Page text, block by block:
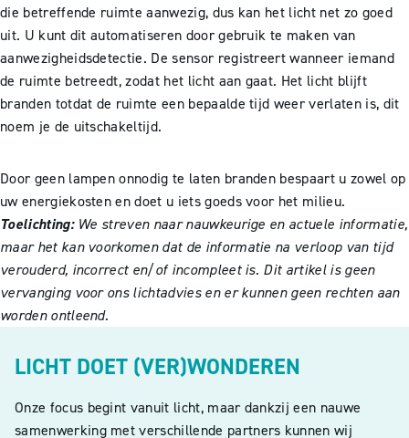
die betreffende ruimte aanwezig, dus kan het licht net zo goed
uit. U kunt dit automatiseren door gebruik te maken van
aanwezigheidsdetectie. De sensor registreert wanneer iemand
de ruimte betreedt, zodat het licht aan gaat. Het licht blijft
branden totdat de ruimte een bepaalde tijd weer verlaten is, dit
noem je de uitschakeltijd.
Door geen lampen onnodig te laten branden bespaart u zowel op
uw energiekosten en doet u iets goeds voor het milieu.
Toelichting: We streven naar nauwkeurige en actuele informatie,
maar het kan voorkomen dat de informatie na verloop van tijd
verouderd, incorrect en/of incompleet is. Dit artikel is geen
vervanging voor ons lichtadvies en er kunnen geen rechten aan
worden ontleend.
LICHT DOET (VER)WONDEREN
Onze focus begint vanuit licht, maar dankzij een nauwe
samenwerking met verschillende partners kunnen wij